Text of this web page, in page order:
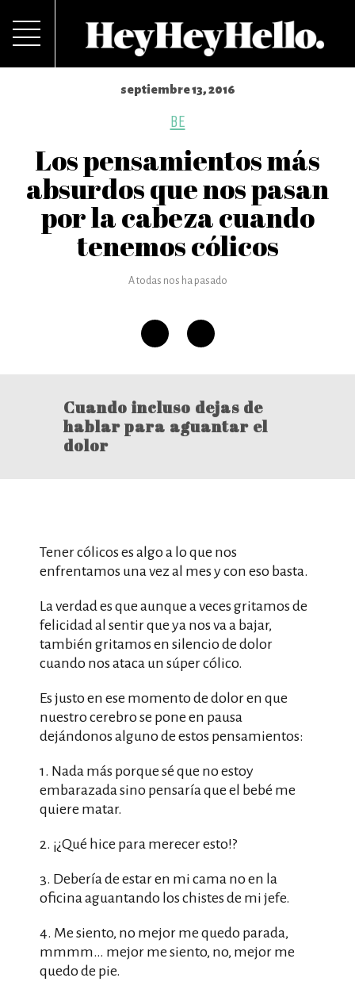
septiembre 13, 2016
BE
Los pensamientos más
absurdos que nos pasan
por la cabeza cuando
tenemos cólicos
A todas nos ha pasado
Cuando incluso dejas de
hablar para aguantar el
dolor
Tener cólicos es algo a lo que nos
enfrentamos una vez al mes y con eso basta.
La verdad es que aunque a veces gritamos de
felicidad al sentir que ya nos va a bajar,
también gritamos en silencio de dolor
cuando nos ataca un súper cólico.
Es justo en ese momento de dolor en que
nuestro cerebro se pone en pausa
dejándonos alguno de estos pensamientos:
1. Nada más porque sé que no estoy
embarazada sino pensaría que el bebé me
quiere matar.
2. ¡¿Qué hice para merecer esto!?
3. Debería de estar en mi cama no en la
oficina aguantando los chistes de mi jefe.
4. Me siento, no mejor me quedo parada,
mmmm… mejor me siento, no, mejor me
quedo de pie.